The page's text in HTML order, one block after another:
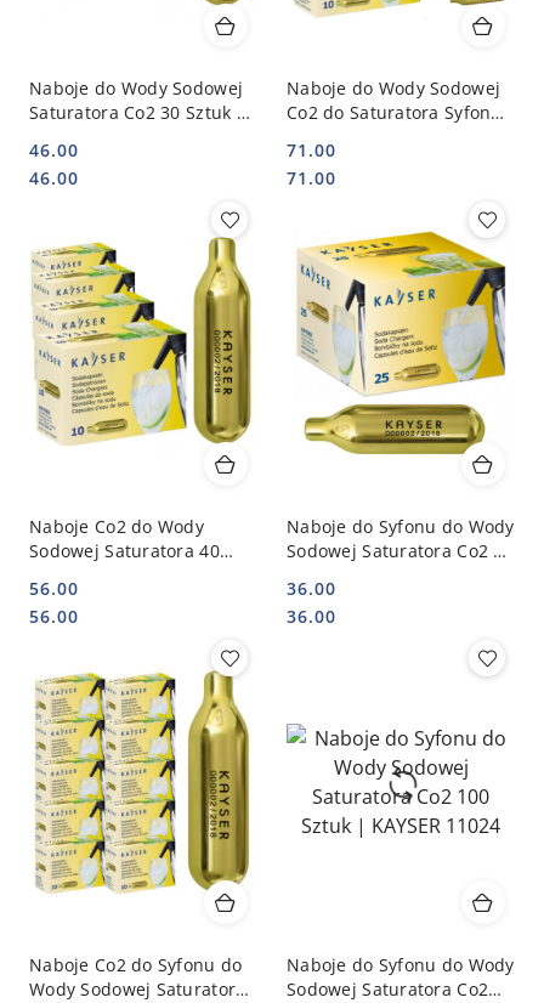
Naboje do Wody Sodowej
Saturatora Co2 30 Sztuk |
Cena:
46.00
Cena:
46.00
Naboje do Wody Sodowej
Co2 do Saturatora Syfonu
1101_5
Cena:
71.00
Cena:
71.00
Naboje Co2 do Wody
Sodowej Saturatora 40
KAYSER 11014
Cena:
56.00
Cena:
56.00
Naboje do Syfonu do Wody
Sodowej Saturatora Co2 25
Cena:
36.00
Cena:
36.00
Naboje Co2 do Syfonu do
Wody Sodowej Saturatora
Naboje do Syfonu do Wody
Sodowej Saturatora Co2